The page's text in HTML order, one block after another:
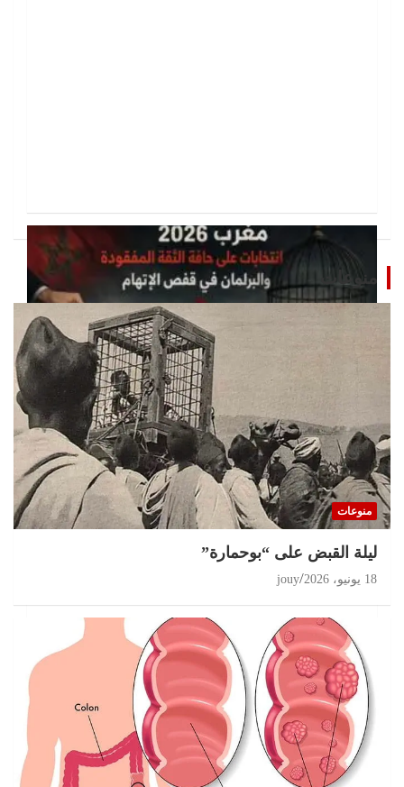
تحقيقات
مغرب 2026 انتخابات على حافة الثقة المفقودة و
البرلمان في قفص الإتهام
jouy
منوعات
منوعات
ليلة القبض على “بوحمارة”
18 يونيو، 2026 jouy